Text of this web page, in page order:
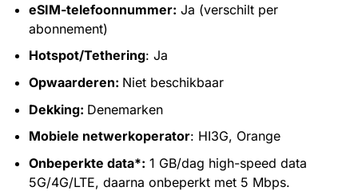
eSIM-telefoonnummer: Ja (verschilt per
abonnement)
Hotspot/Tethering: Ja
Opwaarderen: Niet beschikbaar
Dekking: Denemarken
Mobiele netwerkoperator: HI3G, Orange
Onbeperkte data*: 1 GB/dag high-speed data
5G/4G/LTE, daarna onbeperkt met 5 Mbps.